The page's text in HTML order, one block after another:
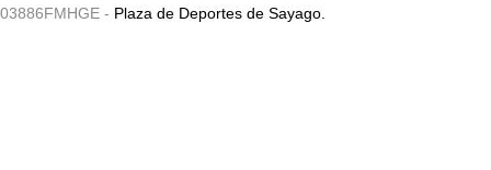
03886FMHGE - Plaza de Deportes de Sayago.